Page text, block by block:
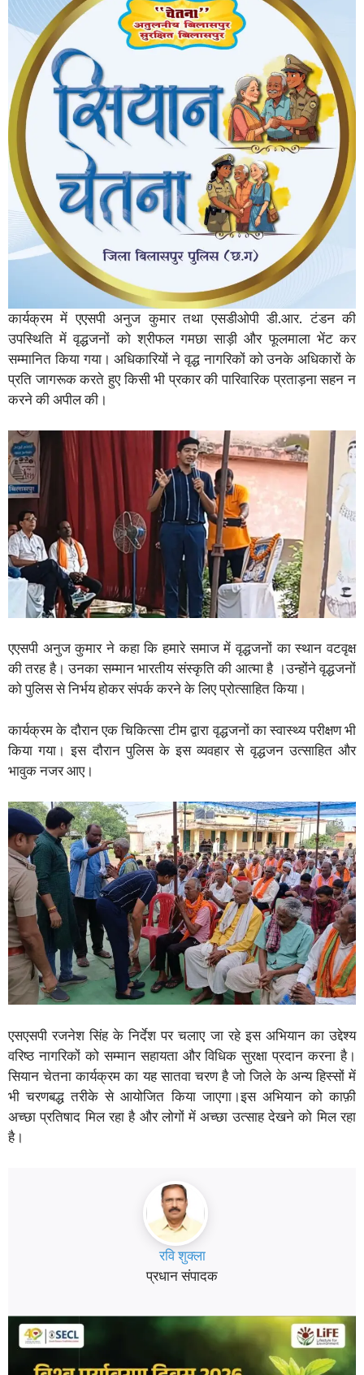
कार्यक्रम में एएसपी अनुज कुमार तथा एसडीओपी डी.आर. टंडन की
उपस्थिति में वृद्धजनों को श्रीफल गमछा साड़ी और फूलमाला भेंट कर
सम्मानित किया गया। अधिकारियों ने वृद्ध नागरिकों को उनके अधिकारों के
प्रति जागरूक करते हुए किसी भी प्रकार की पारिवारिक प्रताड़ना सहन न
करने की अपील की।
एएसपी अनुज कुमार ने कहा कि हमारे समाज में वृद्धजनों का स्थान वटवृक्ष
की तरह है। उनका सम्मान भारतीय संस्कृति की आत्मा है ।उन्होंने वृद्धजनों
को पुलिस से निर्भय होकर संपर्क करने के लिए प्रोत्साहित किया।
कार्यक्रम के दौरान एक चिकित्सा टीम द्वारा वृद्धजनों का स्वास्थ्य परीक्षण भी
किया गया। इस दौरान पुलिस के इस व्यवहार से वृद्धजन उत्साहित और
भावुक नजर आए।
एसएसपी रजनेश सिंह के निर्देश पर चलाए जा रहे इस अभियान का उद्देश्य
वरिष्ठ नागरिकों को सम्मान सहायता और विधिक सुरक्षा प्रदान करना है।
सियान चेतना कार्यक्रम का यह सातवा चरण है जो जिले के अन्य हिस्सों में
भी चरणबद्ध तरीके से आयोजित किया जाएगा।इस अभियान को काफ़ी
अच्छा प्रतिषाद मिल रहा है और लोगों में अच्छा उत्साह देखने को मिल रहा
है।
रवि शुक्ला
प्रधान संपादक